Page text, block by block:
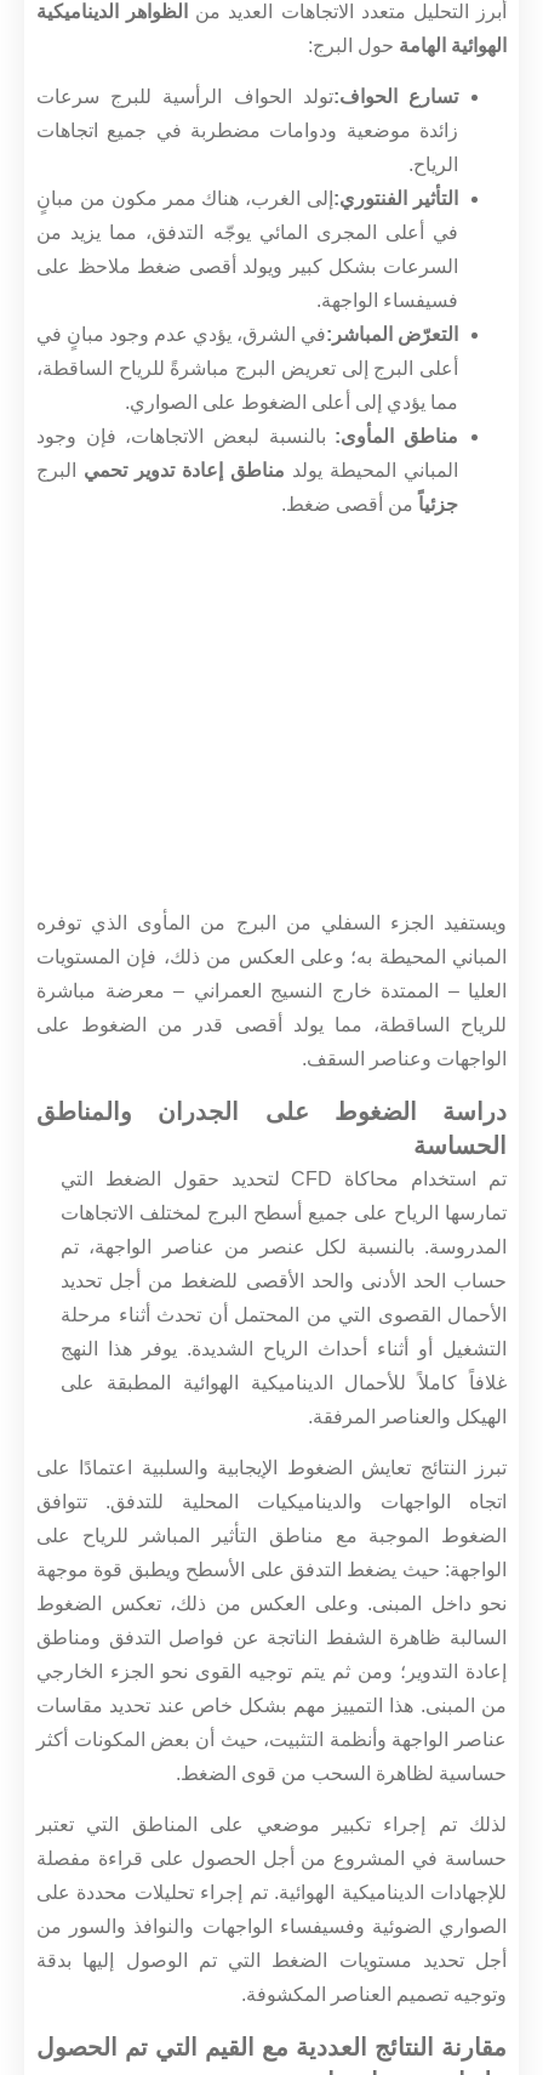
أبرز التحليل متعدد الاتجاهات العديد منالظواهر الديناميكية
الهوائية الهامةحول البرج:
تسارع الحواف:تولد الحواف الرأسية للبرج سرعات
زائدة موضعية ودوامات مضطربة في جميع اتجاهات
الرياح.
التأثير الفنتوري:إلى الغرب، هناك ممر مكون من مبانٍ
في أعلى المجرى المائي يوجّه التدفق، مما يزيد من
السرعات بشكل كبير ويولد أقصى ضغط ملاحظ على
فسيفساء الواجهة.
التعرّض المباشر:في الشرق، يؤدي عدم وجود مبانٍ في
أعلى البرج إلى تعريض البرج مباشرةً للرياح الساقطة،
مما يؤدي إلى أعلى الضغوط على الصواري.
مناطق المأوى:بالنسبة لبعض الاتجاهات، فإن وجود
المباني المحيطة يولدمناطق إعادة تدوير تحميالبرج
جزئياً من أقصى ضغط.
ويستفيد الجزء السفلي من البرج من المأوى الذي توفره
المباني المحيطة به؛ وعلى العكس من ذلك، فإن المستويات
العليا – الممتدة خارج النسيج العمراني – معرضة مباشرة
للرياح الساقطة، مما يولد أقصى قدر من الضغوط على
الواجهات وعناصر السقف.
دراسة الضغوط على الجدران والمناطق
الحساسة
تم استخدام محاكاة CFD لتحديد حقول الضغط التي
تمارسها الرياح على جميع أسطح البرج لمختلف الاتجاهات
المدروسة. بالنسبة لكل عنصر من عناصر الواجهة، تم
حساب الحد الأدنى والحد الأقصى للضغط من أجل تحديد
الأحمال القصوى التي من المحتمل أن تحدث أثناء مرحلة
التشغيل أو أثناء أحداث الرياح الشديدة. يوفر هذا النهج
غلافاً كاملاً للأحمال الديناميكية الهوائية المطبقة على
الهيكل والعناصر المرفقة.
تبرز النتائج تعايش الضغوط الإيجابية والسلبية اعتمادًا على
اتجاه الواجهات والديناميكيات المحلية للتدفق. تتوافق
الضغوط الموجبة مع مناطق التأثير المباشر للرياح على
الواجهة: حيث يضغط التدفق على الأسطح ويطبق قوة موجهة
نحو داخل المبنى. وعلى العكس من ذلك، تعكس الضغوط
السالبة ظاهرة الشفط الناتجة عن فواصل التدفق ومناطق
إعادة التدوير؛ ومن ثم يتم توجيه القوى نحو الجزء الخارجي
من المبنى. هذا التمييز مهم بشكل خاص عند تحديد مقاسات
عناصر الواجهة وأنظمة التثبيت، حيث أن بعض المكونات أكثر
حساسية لظاهرة السحب من قوى الضغط.
لذلك تم إجراء تكبير موضعي على المناطق التي تعتبر
حساسة في المشروع من أجل الحصول على قراءة مفصلة
للإجهادات الديناميكية الهوائية. تم إجراء تحليلات محددة على
الصواري الضوئية وفسيفساء الواجهات والنوافذ والسور من
أجل تحديد مستويات الضغط التي تم الوصول إليها بدقة
وتوجيه تصميم العناصر المكشوفة.
مقارنة النتائج العددية مع القيم التي تم الحصول